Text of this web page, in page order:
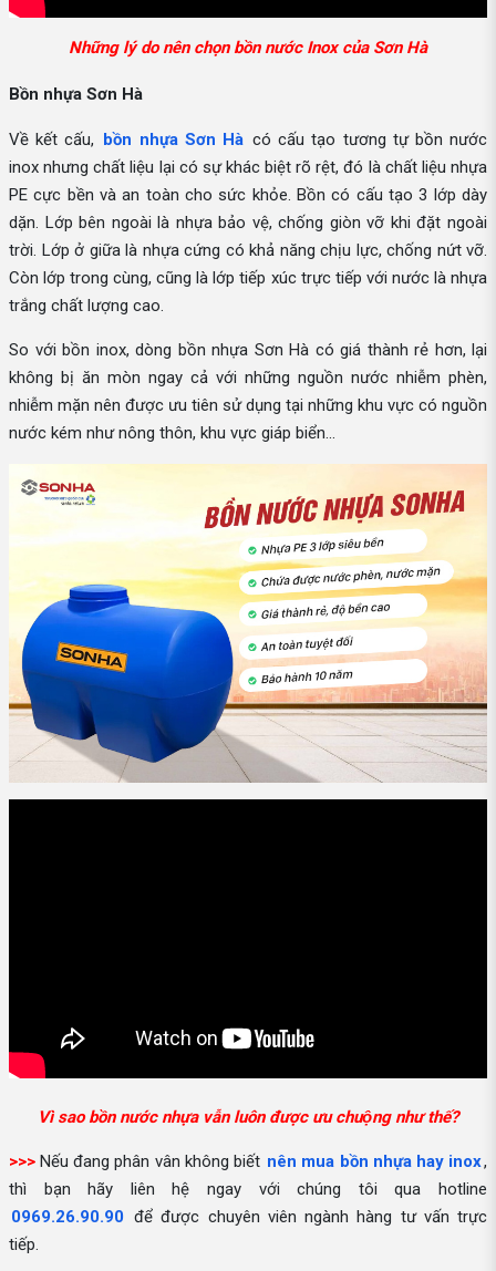
Những lý do nên chọn bồn nước Inox của Sơn Hà
Bồn nhựa Sơn Hà
Về kết cấu, bồn nhựa Sơn Hà có cấu tạo tương tự bồn nước
inox nhưng chất liệu lại có sự khác biệt rõ rệt, đó là chất liệu nhựa
PE cực bền và an toàn cho sức khỏe. Bồn có cấu tạo 3 lớp dày
dặn. Lớp bên ngoài là nhựa bảo vệ, chống giòn vỡ khi đặt ngoài
trời. Lớp ở giữa là nhựa cứng có khả năng chịu lực, chống nứt vỡ.
Còn lớp trong cùng, cũng là lớp tiếp xúc trực tiếp với nước là nhựa
trắng chất lượng cao.
So với bồn inox, dòng bồn nhựa Sơn Hà có giá thành rẻ hơn, lại
không bị ăn mòn ngay cả với những nguồn nước nhiễm phèn,
nhiễm mặn nên được ưu tiên sử dụng tại những khu vực có nguồn
nước kém như nông thôn, khu vực giáp biển...
Vì sao bồn nước nhựa vẫn luôn được ưu chuộng như thế?
>>> Nếu đang phân vân không biết nên mua bồn nhựa hay inox,
thì bạn hãy liên hệ ngay với chúng tôi qua hotline
0969.26.90.90 để được chuyên viên ngành hàng tư vấn trực
tiếp.